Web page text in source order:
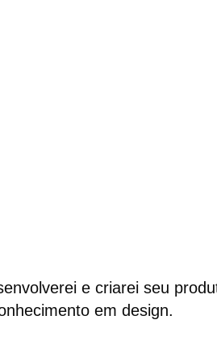
e criarei seu
em design.